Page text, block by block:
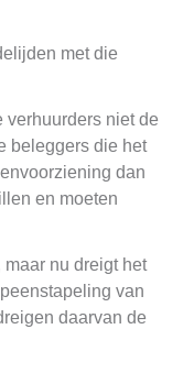
met die
verhuurders niet de
beleggers die het
dan
en moeten
nu dreigt het
van
daarvan de